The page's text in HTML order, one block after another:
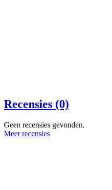
Recensies (0)
Geen recensies gevonden.
Meer recensies